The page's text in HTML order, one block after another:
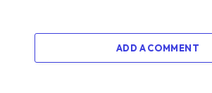
ADD A COMMENT